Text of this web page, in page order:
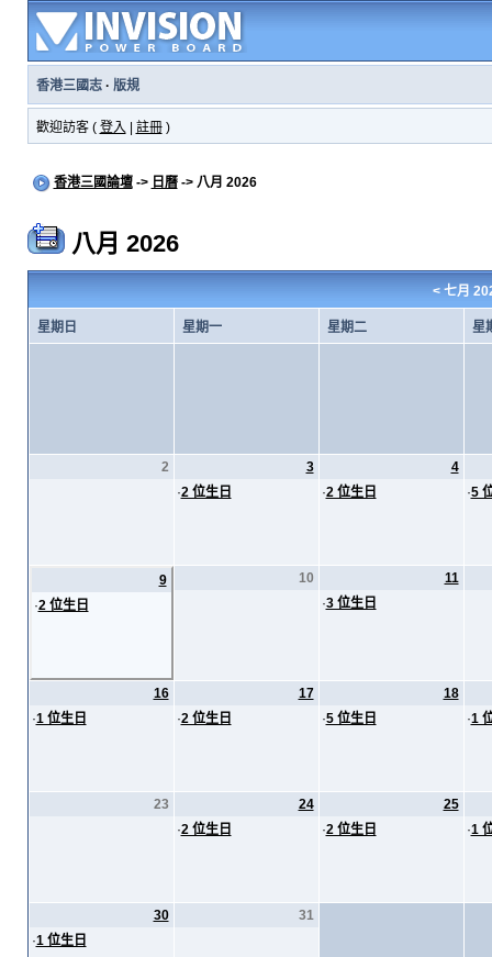
香港三國志· 版規
歡迎訪客 ( 登入 註冊)
香港三國論壇-> 日曆-> 八月 2026
八月 2026
< 七月
星期日 星期一 星期二 星
2
3
·2 位生日
4
·2 位生日 ·5
9
·2 位生日
10
11
·3 位生日
16
·1 位生日
17
·2 位生日
18
·5 位生日 ·1
23
24
·2 位生日
25
·2 位生日 ·1
30
·1 位生日
31